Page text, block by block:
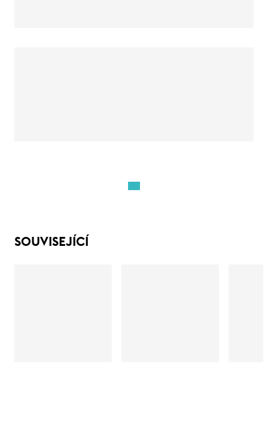
SOUVISEJÍCÍ